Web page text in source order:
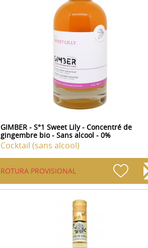
GIMBER - S°1 Sweet Lily - Concentré de
gingembre bio - Sans alcool - 0%
Cocktail (sans alcool)
ROTURA PROVISIONAL